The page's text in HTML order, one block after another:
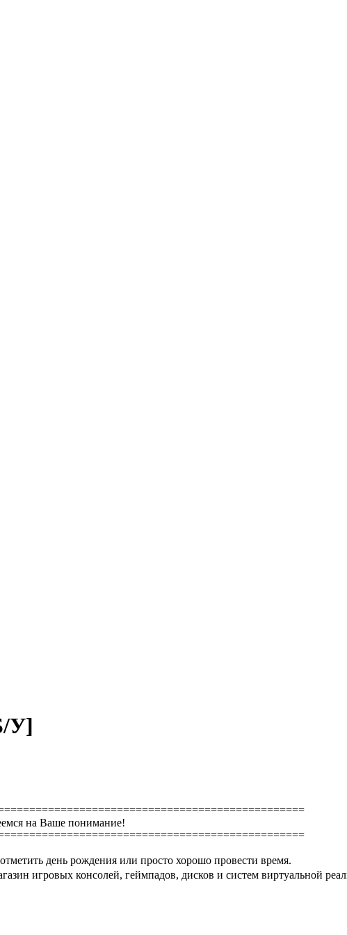
У]
на Ваше понимание!
день рождения или просто хорошо провести время.
игровых консолей, геймпадов, дисков и систем виртуальной